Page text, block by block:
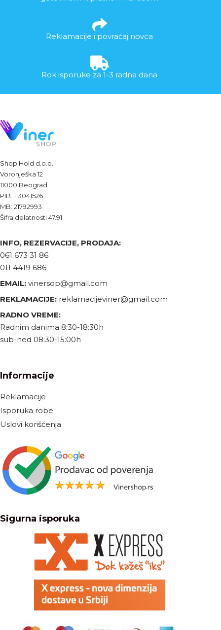
Reklamacije i povraćaj novca
Rok isporuke za 1-3 radna dana
Shop Hold d.o.o.
Voronješka 12
11000 Beograd
PIB: 113041526
MB: 21792993
Šifra delatnosti 47.91
INFO, REZERVACIJE, PRODAJA:
061 673 31 86
011 4419 686
EMAIL: vinersop@gmail.com
REKLAMACIJE: reklamacijeviner@gmail.com
RADNO VREME:
Radnim danima 8:30-18:30h
sub-ned 08:30-15:00h
Informacije
Reklamacije
Isporuka robe
Uslovi korišćenja
Sigurna isporuka